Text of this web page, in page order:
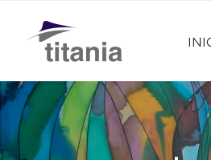
contenido